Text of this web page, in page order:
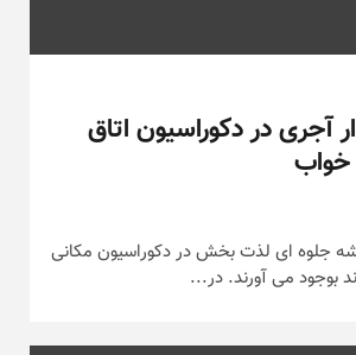
آجری در دکوراسیون اتاق
خواب
جلوه ای لذت بخش در دکوراسیون مکانی
بوجود می آورند. در...